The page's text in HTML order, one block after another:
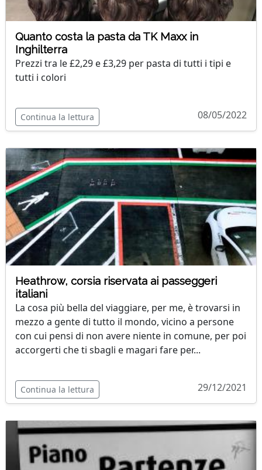
Quanto costa la pasta da TK Maxx in
Inghilterra
Prezzi tra le £2,29 e £3,29 per pasta di tutti i tipi e
tutti i colori
Continua la lettura 08/05/2022
Heathrow, corsia riservata ai passeggeri
italiani
La cosa più bella del viaggiare, per me, è trovarsi in
mezzo a gente di tutto il mondo, vicino a persone
con cui pensi di non avere niente in comune, per poi
accorgerti che ti sbagli e magari fare per...
Continua la lettura 29/12/2021